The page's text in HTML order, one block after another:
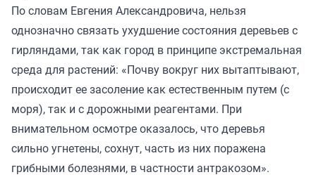
По словам Евгения Александровича, нельзя
однозначно связать ухудшение состояния деревьев с
гирляндами, так как город в принципе экстремальная
среда для растений: «Почву вокруг них вытаптывают,
происходит ее засоление как естественным путем (с
моря), так и с дорожными реагентами. При
внимательном осмотре оказалось, что деревья
сильно угнетены, сохнут, часть из них поражена
грибными болезнями, в частности антракозом».